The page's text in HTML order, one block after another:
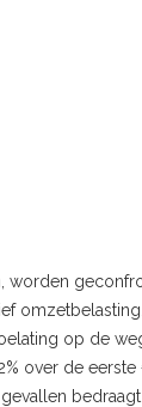
op de
over de